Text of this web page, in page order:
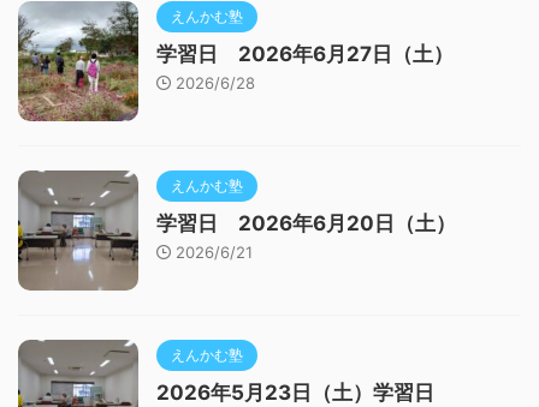
えんかむ塾
学習日 2026年6月27日（土）
2026/6/28
えんかむ塾
学習日 2026年6月20日（土）
2026/6/21
えんかむ塾
2026年5月23日（土）学習日